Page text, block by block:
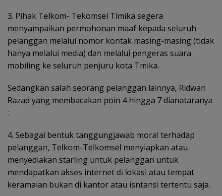
3. Pihak Telkom- Tekomsel Timika segera
menyampaikan permohonan maaf kepada seluruh
pelanggan melalui nomor kontak masing-masing (tidak
hanya melalui media) dan melalui pengeras suara
mobiling ke seluruh penjuru kota Tmika.
Sedangkan salah seorang pelanggan lainnya, Ridwan
Razad yang membacakan poin 4 hingga 7 dianataranya
:
4. Sebagai bentuk tanggungjawab moral terhadap
pelanggan, Telkom-Telkomsel menyiapkan atau
menyediakan starling untuk pelanggan untuk
mendapatkan akses internet di lokasi atau tempat
keramaian bukan di kantor atau isntansi tertentu saja.